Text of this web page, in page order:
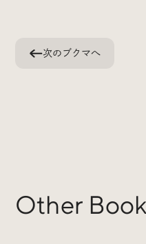
「iDID RADIO」を隔週で
クリエイティブ業界のニ
次のブクマへ
Other